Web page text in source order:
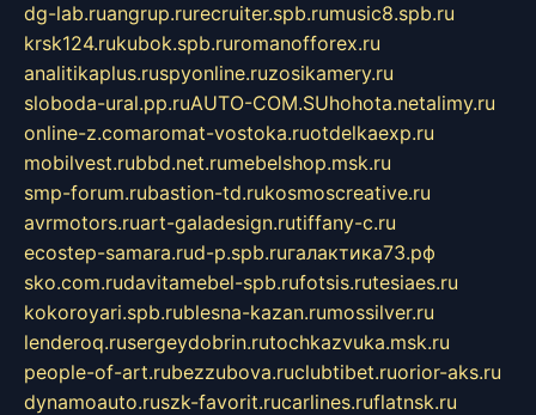
dg-lab.ruangrup.rurecruiter.spb.rumusic8.spb.ru
krsk124.rukubok.spb.ruromanofforex.ru
analitikaplus.ruspyonline.ruzosikamery.ru
sloboda-ural.pp.ruAUTO-COM.SUhohota.netalimy.ru
online-z.comaromat-vostoka.ruotdelkaexp.ru
mobilvest.rubbd.net.rumebelshop.msk.ru
smp-forum.rubastion-td.rukosmoscreative.ru
avrmotors.ruart-galadesign.rutiffany-c.ru
ecostep-samara.rud-p.spb.ruгалактика73.рф
sko.com.rudavitamebel-spb.rufotsis.rutesiaes.ru
kokoroyari.spb.rublesna-kazan.rumossilver.ru
lenderoq.rusergeydobrin.rutochkazvuka.msk.ru
people-of-art.rubezzubova.ruclubtibet.ruorior-aks.ru
dynamoauto.ruszk-favorit.rucarlines.ruflatnsk.ru